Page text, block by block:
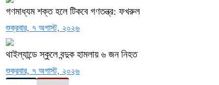
গণমাধ্যম শক্ত হলে টিকবে গণতন্ত্র: ফখরুল
শুক্রবার, ৭ অগাস্ট, ২০২৬
থাইল্যান্ডে স্কুলে বন্দুক হামলায় ৬ জন নিহত
শুক্রবার, ৭ অগাস্ট, ২০২৬